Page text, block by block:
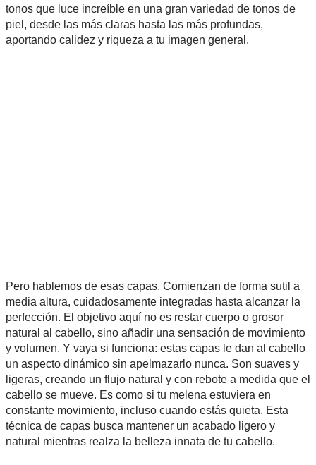
tonos que luce increíble en una gran variedad de tonos de
piel, desde las más claras hasta las más profundas,
aportando calidez y riqueza a tu imagen general.
Pero hablemos de esas capas. Comienzan de forma sutil a
media altura, cuidadosamente integradas hasta alcanzar la
perfección. El objetivo aquí no es restar cuerpo o grosor
natural al cabello, sino añadir una sensación de movimiento
y volumen. Y vaya si funciona: estas capas le dan al cabello
un aspecto dinámico sin apelmazarlo nunca. Son suaves y
ligeras, creando un flujo natural y con rebote a medida que el
cabello se mueve. Es como si tu melena estuviera en
constante movimiento, incluso cuando estás quieta. Esta
técnica de capas busca mantener un acabado ligero y
natural mientras realza la belleza innata de tu cabello.